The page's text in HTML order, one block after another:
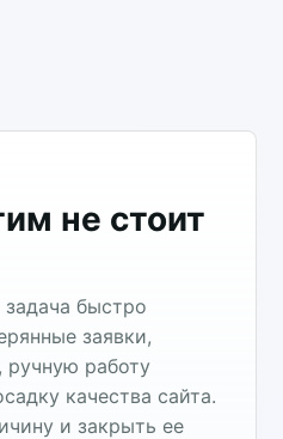
не стоит
быстро
заявки,
ручную работу
качества сайта.
и закрыть ее